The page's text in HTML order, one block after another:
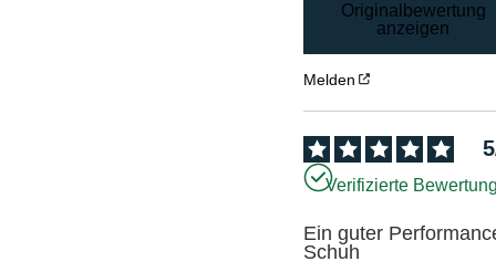
Originalbewertung
anzeigen
Melden
5
Verifizierte
Ein guter
Schuh